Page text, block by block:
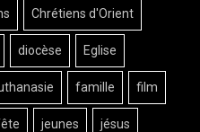
Chrétiens d'Orient
diocèse Eglise
famille film
jeunes jésus